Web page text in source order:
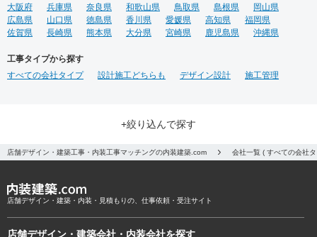
大阪府
兵庫県 奈良県 和歌山県 鳥取県 島根県
岡山県
広島県
山口県 徳島県 香川県 愛媛県 高知県
福岡県
佐賀県
長崎県 熊本県 大分県 宮崎県 鹿児島県 沖縄県
工事タイプから探す
すべての会社タイプ
設計施工どちらも デザイン設計 施工管理
+絞り込んで探す
店舗デザイン・建築工事・内装工事マッチングの内装建築.com 会社一覧 ( すべての会社
店舗デザイン・建築・内装・見積もりの、仕事依頼・受注サイト
店舗デザイン・建築会社・内装会社を探す